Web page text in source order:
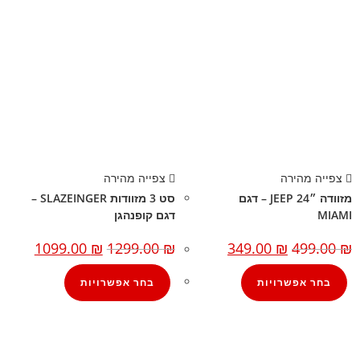
צפייה מהירה
מזוודה ״24 JEEP – דגם
MIAMI
499.00₪
349.00 ₪
בחר אפשרויות
צפייה מהירה
סט 3 מזוודות SLAZEINGER –
דגם קופנהגן
1299.00₪
1099.00 ₪
בחר אפשרויות